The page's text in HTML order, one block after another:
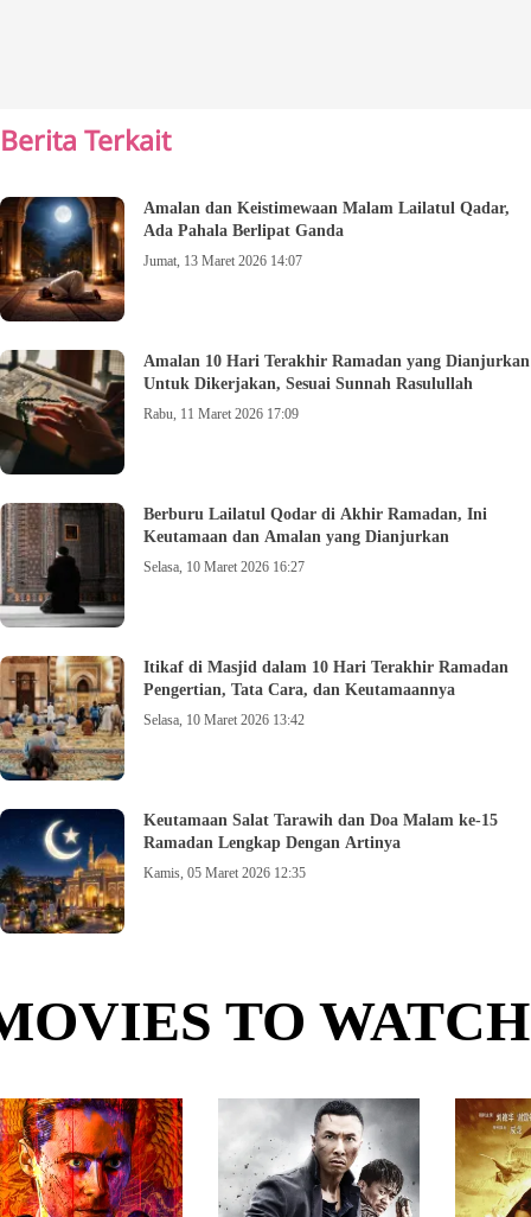
Berita Terkait
Amalan dan Keistimewaan Malam Lailatul Qadar,
Ada Pahala Berlipat Ganda
Jumat, 13 Maret 2026 14:07
Amalan 10 Hari Terakhir Ramadan yang Dianjurkan
Untuk Dikerjakan, Sesuai Sunnah Rasulullah
Rabu, 11 Maret 2026 17:09
Berburu Lailatul Qodar di Akhir Ramadan, Ini
Keutamaan dan Amalan yang Dianjurkan
Selasa, 10 Maret 2026 16:27
Itikaf di Masjid dalam 10 Hari Terakhir Ramadan
Pengertian, Tata Cara, dan Keutamaannya
Selasa, 10 Maret 2026 13:42
Keutamaan Salat Tarawih dan Doa Malam ke-15
Ramadan Lengkap Dengan Artinya
Kamis, 05 Maret 2026 12:35
TO WATCH